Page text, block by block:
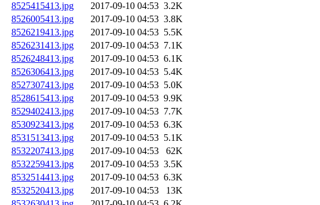
8525415413.jpg
2017-09-10 04:53 3.2K
8526005413.jpg
2017-09-10 04:53 3.8K
8526219413.jpg
2017-09-10 04:53 5.5K
8526231413.jpg
2017-09-10 04:53 7.1K
8526248413.jpg
2017-09-10 04:53 6.1K
8526306413.jpg
2017-09-10 04:53 5.4K
8527307413.jpg
2017-09-10 04:53 5.0K
8528615413.jpg
2017-09-10 04:53 9.9K
8529402413.jpg
2017-09-10 04:53 7.7K
8530923413.jpg
2017-09-10 04:53 6.3K
8531513413.jpg
2017-09-10 04:53 5.1K
8532207413.jpg
2017-09-10 04:53
62K
8532259413.jpg
2017-09-10 04:53 3.5K
8532514413.jpg
2017-09-10 04:53 6.3K
8532520413.jpg
2017-09-10 04:53
13K